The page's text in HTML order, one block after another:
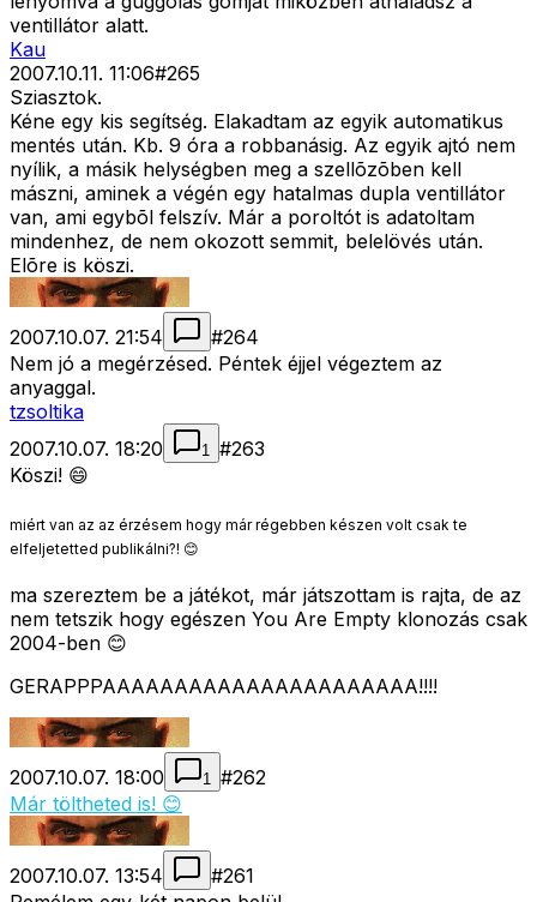
ventillátor alatt.
Kau
2007.10.11. 11:06#265
Sziasztok.
Kéne egy kis segítség. Elakadtam az egyik automatikus
mentés után. Kb. 9 óra a robbanásig. Az egyik ajtó nem
nyílik, a másik helységben meg a szellõzõben kell
mászni, aminek a végén egy hatalmas dupla ventillátor
van, ami egybõl felszív. Már a poroltót is adatoltam
mindenhez, de nem okozott semmit, belelövés után.
Elõre is köszi.
2007.10.07. 21:54 #264
Nem jó a megérzésed. Péntek éjjel végeztem az
anyaggal.
tzsoltika
2007.10.07. 18:20
1 #263
Köszi! 😄
miért van az az érzésem hogy már régebben készen volt csak te
elfeljetetted publikálni?! 😊
ma szereztem be a játékot, már játszottam is rajta, de az
nem tetszik hogy egészen You Are Empty klonozás csak
2004-ben 😊
GERAPPPAAAAAAAAAAAAAAAAAAAAAA!!!!
2007.10.07. 18:00 1 #262
Már töltheted is! 😊
2007.10.07. 13:54 #261